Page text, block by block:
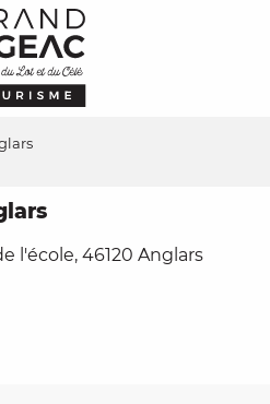
l'école, 46120 Anglars
favoris